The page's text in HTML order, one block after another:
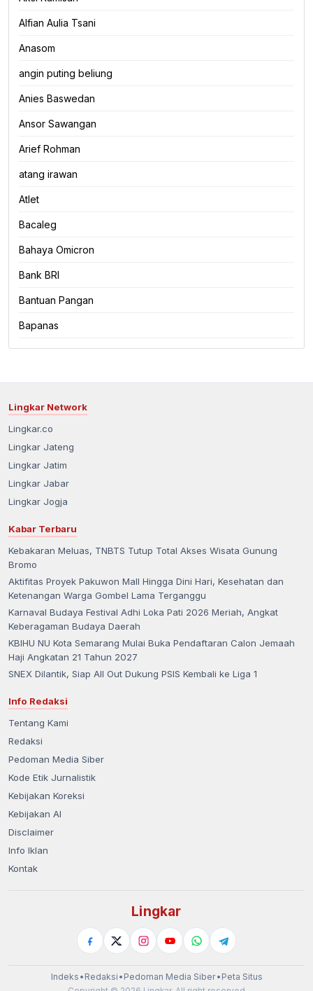
Alfian Aulia Tsani
Anasom
angin puting beliung
Anies Baswedan
Ansor Sawangan
Arief Rohman
atang irawan
Atlet
Bacaleg
Bahaya Omicron
Bank BRI
Bantuan Pangan
Bapanas
Lingkar Network
Lingkar.co
Lingkar Jateng
Lingkar Jatim
Lingkar Jabar
Lingkar Jogja
Kabar Terbaru
Kebakaran Meluas, TNBTS Tutup Total Akses Wisata Gunung
Bromo
Aktifitas Proyek Pakuwon Mall Hingga Dini Hari, Kesehatan dan
Ketenangan Warga Gombel Lama Terganggu
Karnaval Budaya Festival Adhi Loka Pati 2026 Meriah, Angkat
Keberagaman Budaya Daerah
KBIHU NU Kota Semarang Mulai Buka Pendaftaran Calon Jemaah
Haji Angkatan 21 Tahun 2027
SNEX Dilantik, Siap All Out Dukung PSIS Kembali ke Liga 1
Info Redaksi
Tentang Kami
Redaksi
Pedoman Media Siber
Kode Etik Jurnalistik
Kebijakan Koreksi
Kebijakan AI
Disclaimer
Info Iklan
Kontak
Lingkar
Indeks • Redaksi • Pedoman Media Siber• Peta Situs